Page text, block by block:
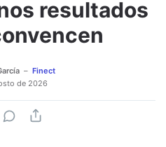
resultados
Finect
de 2026